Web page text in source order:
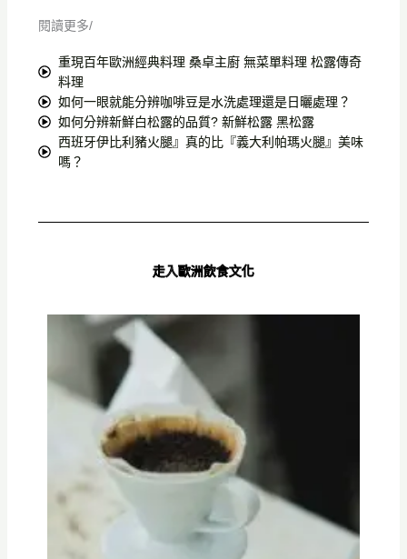
閱讀更多/
重現百年歐洲經典料理 桑卓主廚 無菜單料理 松露傳奇
料理
如何一眼就能分辨咖啡豆是水洗處理還是日曬處理？
如何分辨新鮮白松露的品質? 新鮮松露 黑松露
西班牙伊比利豬火腿』真的比『義大利帕瑪火腿』美味
嗎？
走入歐洲飲食文化